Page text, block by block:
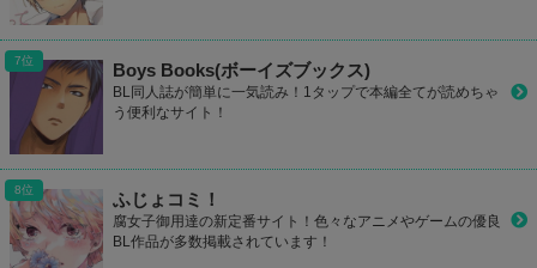
Boys Books(ボーイズブックス)
BL同人誌が簡単に一気読み！1タップで本編全てが読めちゃ
う便利なサイト！
ふじょコミ！
腐女子御用達の新定番サイト！色々なアニメやゲームの優良
BL作品が多数掲載されています！